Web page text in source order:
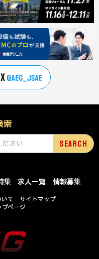
索
集 求人一覧
情報募集
て
サイトマップ
ページ